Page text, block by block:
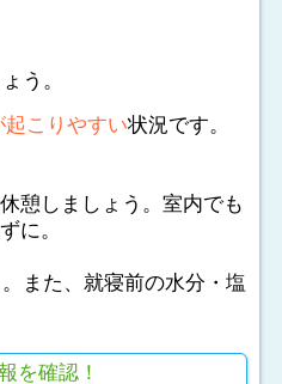
う。
こりやすい状況です。
憩しましょう。室内でも
に。
また、就寝前の水分・塩
を確認！